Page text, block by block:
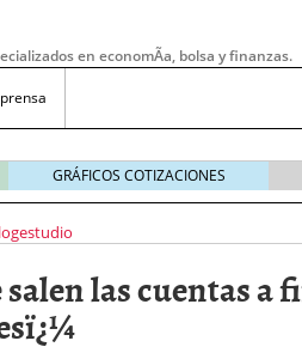
en economÃ­a, bolsa y finanzas.
GRÁFICOS COTIZACIONES
las cuentas a